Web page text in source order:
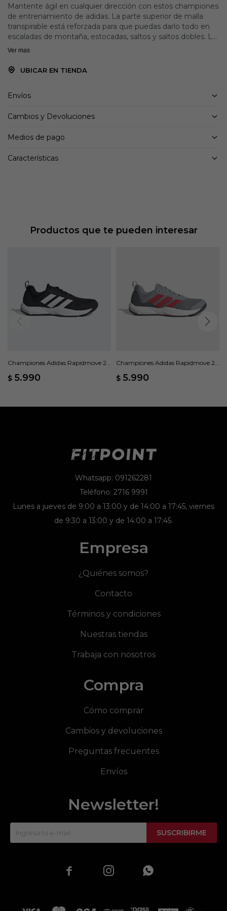
Mantente ágil en cualquier dirección con estos championes
de entrenamiento de adidas. La parte superior de malla
transpirable está reforzada para que puedas darlo todo en
escaladas de montaña, estocadas, saltos y saltos dobles. La
amortiguación Lightstrike en la entresuela es superligera y
ajustable te permite personalizar la sujeción. Este producto
reducir los residuos y nuestra dependencia de recursos
fabricamos.
Detalles:
Cierre de encaje
Ver mas
UBICAR EN TIENDA
Envíos
Cambios y Devoluciones
Medios de pago
Características
Productos que te pueden interesar
Championes Adidas Rapidmove 2 -
$ 5.990
Championes Adidas Rapidmove 2 -
$ 5.990
Whatsapp: 091262281
Teléfono: 2716 9991
Lunes a jueves de 9:00 a 13:00 y de 14:00 a 17:45, viernes
de 9:30 a 13:00 y de 14:00 a 17:45.
Empresa
¿Quiénes somos?
Contacto
Términos y condiciones
Nuestras tiendas
Trabaja con nosotros
Compra
Cómo comprar
Cambios y devoluciones
Preguntas frecuentes
Envíos
Newsletter!
SUSCRIBIRME
  